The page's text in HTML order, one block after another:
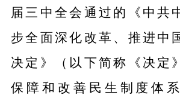
届三中全会通过的《中共
步全面深化改革、推进中
决定》（以下简称《决定
保障和改善民生制度体